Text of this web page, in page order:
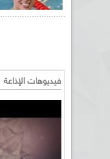
فيديوهات الإذاعة